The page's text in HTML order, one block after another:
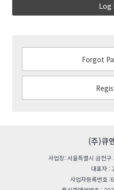
Log
Forgot
(주)큐
사업장: 서울특별시 금천
대표자 :
사업자등록번호